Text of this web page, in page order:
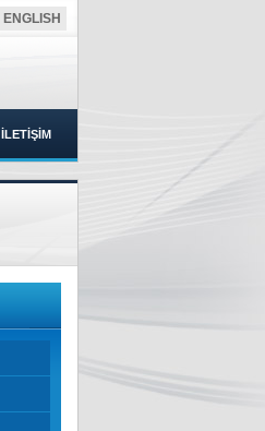
ENGLISH
İLETİŞİM